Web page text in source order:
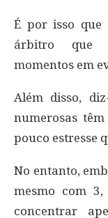
É por isso que
árbitro que
momentos em
Além disso,
numerosas
pouco estresse
No entanto,
mesmo com
concentrar